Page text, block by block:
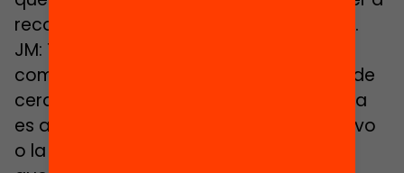
reconectarse con el entorno educativo.
JM: Tienen que ser jóvenes con un perfil
competencial básico, pero que no sea de
cero, porque al final la idea de la escuela
es ayudar al retorno al sistema educativo
o la inserción laboral, por lo tanto tiene